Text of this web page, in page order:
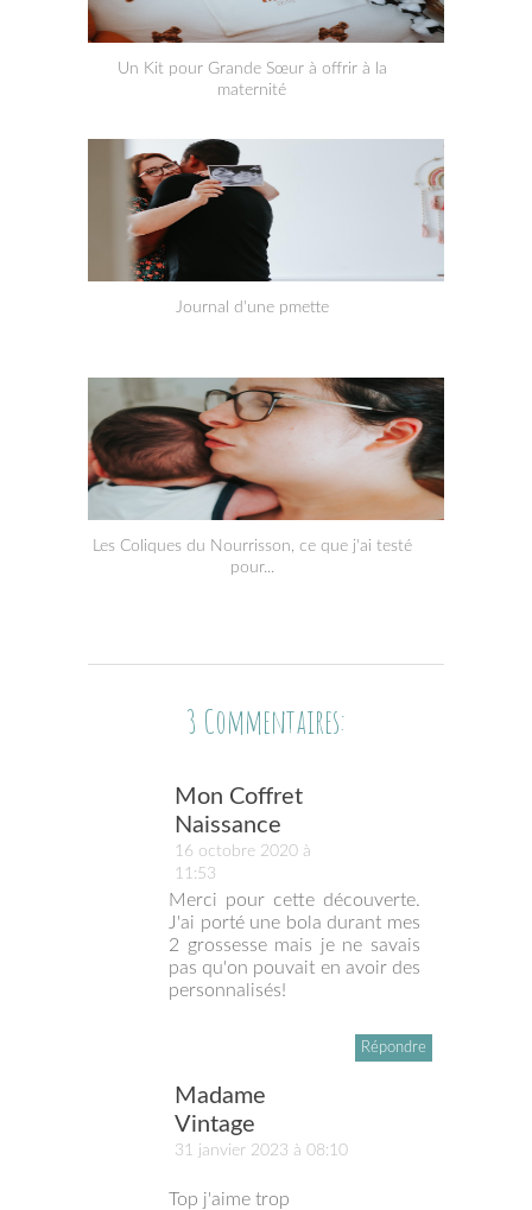
Un Kit pour Grande Sœur à offrir à la
maternité
Journal d'une pmette
Les Coliques du Nourrisson, ce que j'ai testé
pour...
3 Commentaires:
Mon Coffret
Naissance
16 octobre 2020 à
11:53
Merci pour cette découverte.
J'ai porté une bola durant mes
2 grossesse mais je ne savais
pas qu'on pouvait en avoir des
personnalisés!
Répondre
Madame
Vintage
31 janvier 2023 à 08:10
Top j'aime trop